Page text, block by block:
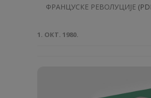
ФРАНЦУСКЕ РЕВОЛУЦИЈЕ
1. ОКТ. 1980.